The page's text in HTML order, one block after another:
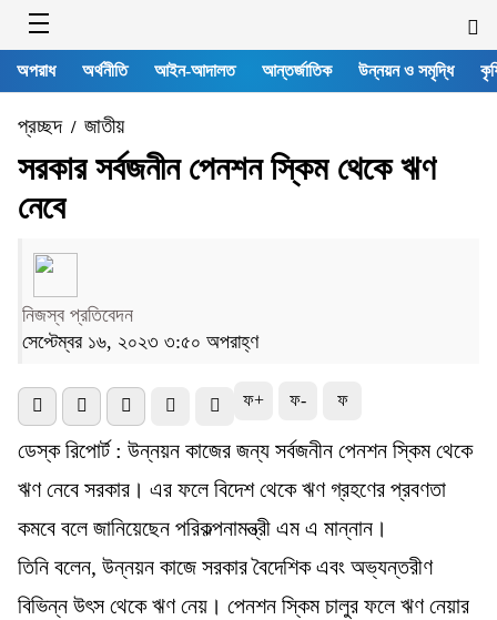
অপরাধ অর্থনীতি আইন-আদালত আন্তর্জাতিক উন্নয়ন ও সমৃদ্ধি
প্রচ্ছদ/ জাতীয়
সরকার সর্বজনীন পেনশন স্কিম থেকে ঋণ
নেবে
নিজস্ব প্রতিবেদন
সেপ্টেম্বর ১৬, ২০২৩ ৩:৫০ অপরাহ্ণ
ফ+ ফ- ফ
ডেস্ক রিপোর্ট : উন্নয়ন কাজের জন্য সর্বজনীন পেনশন স্কিম থেকে
ঋণ নেবে সরকার। এর ফলে বিদেশ থেকে ঋণ গ্রহণের প্রবণতা
কমবে বলে জানিয়েছেন পরিকল্পনামন্ত্রী এম এ মান্নান।
তিনি বলেন, উন্নয়ন কাজে সরকার বৈদেশিক এবং অভ্যন্তরীণ
বিভিন্ন উৎস থেকে ঋণ নেয়। পেনশন স্কিম চালুর ফলে ঋণ নেয়ার